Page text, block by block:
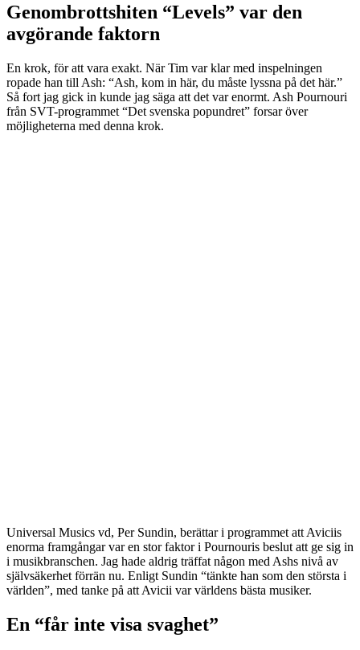
Genombrottshiten “Levels” var den
avgörande faktorn
En krok, för att vara exakt. När Tim var klar med inspelningen
ropade han till Ash: “Ash, kom in här, du måste lyssna på det här.”
Så fort jag gick in kunde jag säga att det var enormt. Ash Pournouri
från SVT-programmet “Det svenska popundret” forsar över
möjligheterna med denna krok.
Universal Musics vd, Per Sundin, berättar i programmet att Aviciis
enorma framgångar var en stor faktor i Pournouris beslut att ge sig in
i musikbranschen. Jag hade aldrig träffat någon med Ashs nivå av
självsäkerhet förrän nu. Enligt Sundin “tänkte han som den största i
världen”, med tanke på att Avicii var världens bästa musiker.
En “får inte visa svaghet”